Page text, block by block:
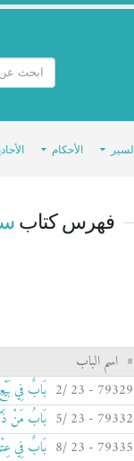
السير الأحكام
فهرس كتاب
# اسم الباب
79329 - 23 /2 بَابٌ فِي
79332 - 23 /5 بَابُ مَنْ
79335 - 23 /8 بَابٌ فِي